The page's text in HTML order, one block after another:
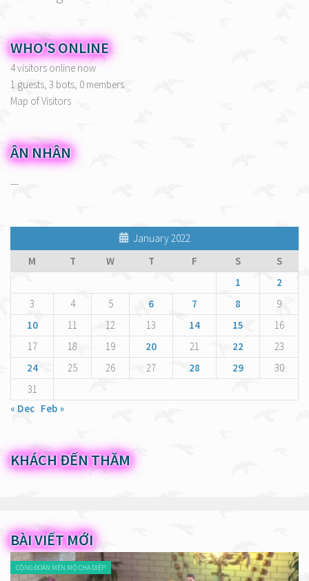
WHO'S ONLINE
4 visitors online now
1 guests, 3 bots, 0 members
Map of Visitors
ÂN NHÂN
---
January 2022
M
T W T F S
S
1
2
3
4 5 6 7 8
9
10
11 12 13 14 15
16
17
18 19 20 21 22
23
24
25 26 27 28 29
30
31
« Dec Feb »
KHÁCH ĐẾN THĂM
BÀI VIẾT MỚI
CỘNG ĐOÀN MẾN MỘ CHA DIỆP